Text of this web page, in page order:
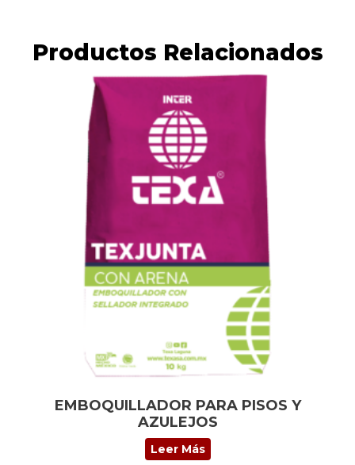
Productos Relacionados
EMBOQUILLADOR PARA PISOS Y
AZULEJOS
Leer Más